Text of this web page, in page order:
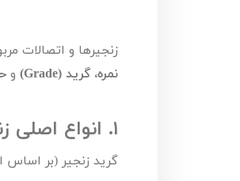
اره زنجیری /
شناور
زنجیرها و اتصالات
نمره، گرید (Grade
) و
۱. انواع
گرید زنجیر (بر اساس